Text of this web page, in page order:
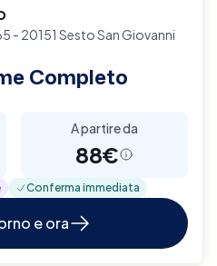
- 20151 Sesto San Giovanni
Completo
A partire da
88€
Conferma immediata
e ora